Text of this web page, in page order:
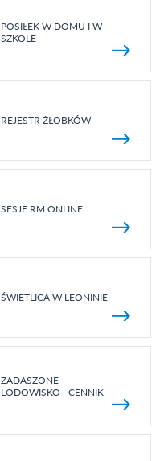
POSIŁEK W DOMU I W
SZKOLE
REJESTR ŻŁOBKÓW
SESJE RM ONLINE
ŚWIETLICA W LEONINIE
ZADASZONE
LODOWISKO - CENNIK